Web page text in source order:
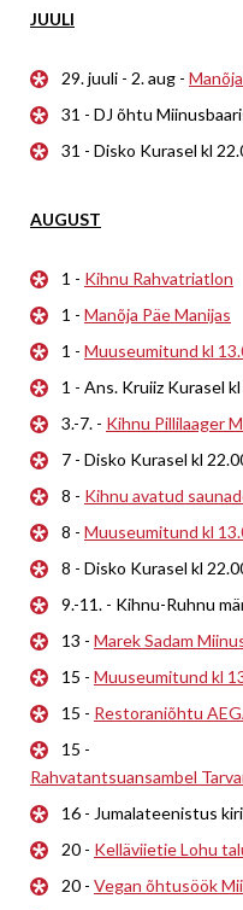
JUULI
29. juuli - 2. aug -
31 - DJ õhtu
31 - Disko Kurasel kl
AUGUST
1 - Kihnu Rahvatriatlon
1 - Manõja Päe Manijas
1 - Muuseumitund kl
1 - Ans. Kruiiz Kurasel
3.-7. - Kihnu Pillilaager
7 - Disko Kurasel kl
8 - Kihnu avatud
8 - Muuseumitund kl
8 - Disko Kurasel kl
9.-11. - Kihnu-Ruhnu
13 - Marek Sadam
15 - Muuseumitund kl
15 - Restoraniõhtu
15 -
Rahvatantsuansambel
16 - Jumalateenistus
20 - Kelläviietie Lohu
20 - Vegan õhtusöök